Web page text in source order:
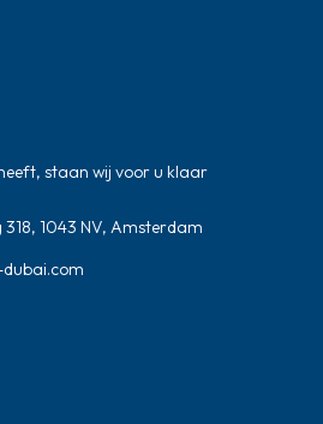
staan ​​wij voor u klaar
1043 NV, Amsterdam